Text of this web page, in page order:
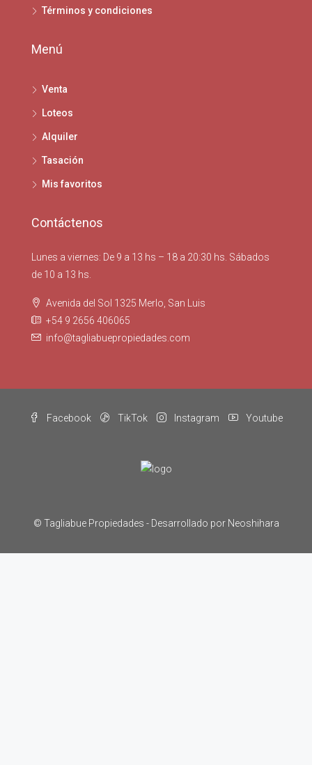
Términos y condiciones
Menú
Venta
Loteos
Alquiler
Tasación
Mis favoritos
Contáctenos
Lunes a viernes: De 9 a 13 hs – 18 a 20:30 hs. Sábados
de 10 a 13 hs.
Avenida del Sol 1325 Merlo, San Luis
+54 9 2656 406065
info@tagliabuepropiedades.com
Facebook TikTok Instagram Youtube
© Tagliabue Propiedades - Desarrollado por Neoshihara